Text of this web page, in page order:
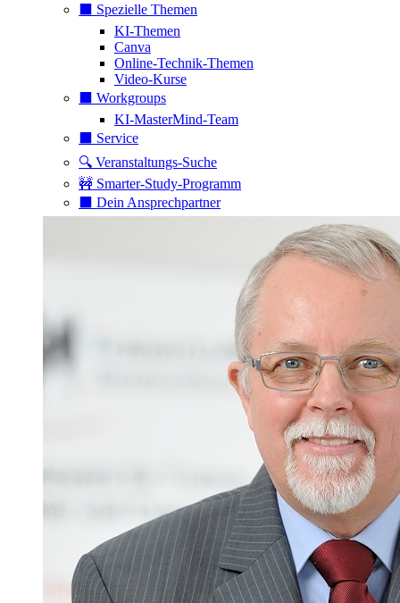
⬛️ Spezielle Themen
KI-Themen
Canva
Online-Technik-Themen
Video-Kurse
⬛️ Workgroups
KI-MasterMind-Team
⬛️ Service
🔍 Veranstaltungs-Suche
🚧 Smarter-Study-Programm
⬛️ Dein Ansprechpartner